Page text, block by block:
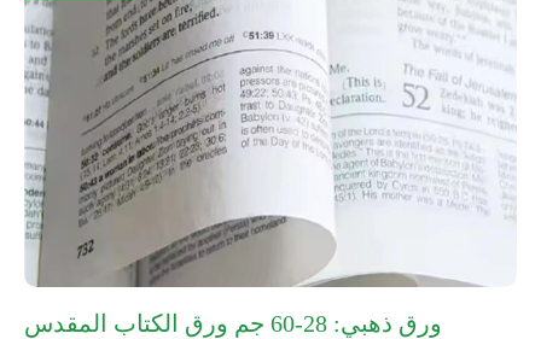
ورق ذهبي: 28-60 جم ورق الكتاب المقدس